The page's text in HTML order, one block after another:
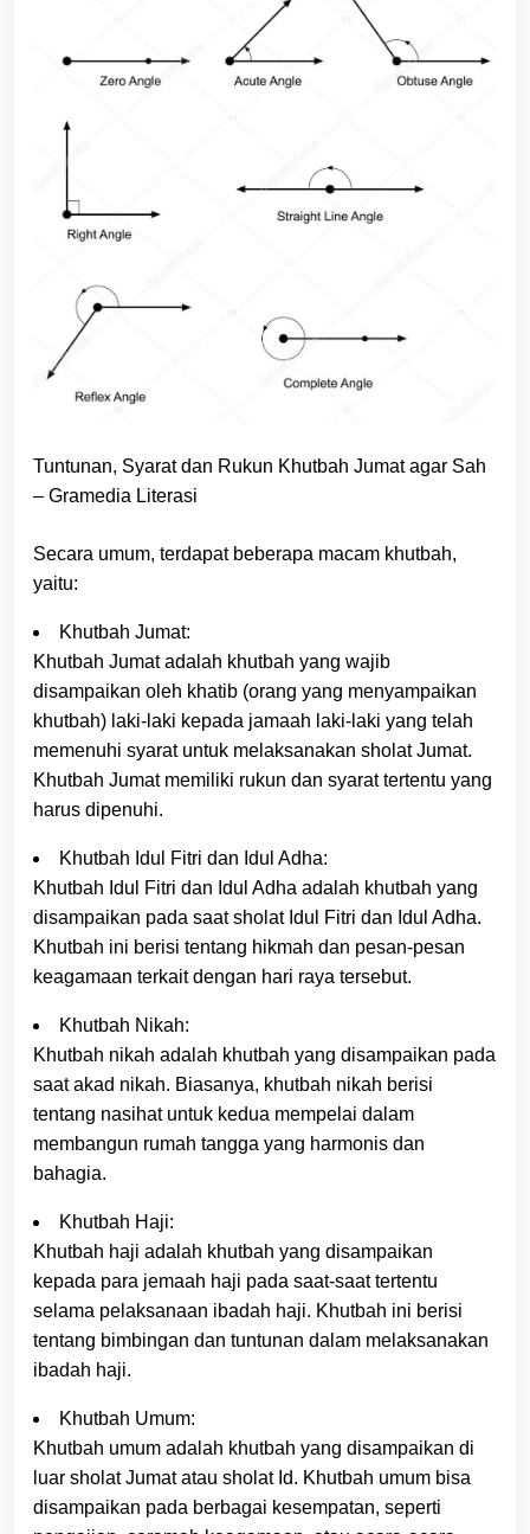
Tuntunan, Syarat dan Rukun Khutbah Jumat agar Sah
– Gramedia Literasi
Secara umum, terdapat beberapa macam khutbah,
yaitu:
Khutbah Jumat:
Khutbah Jumat adalah khutbah yang wajib
disampaikan oleh khatib (orang yang menyampaikan
khutbah) laki-laki kepada jamaah laki-laki yang telah
memenuhi syarat untuk melaksanakan sholat Jumat.
Khutbah Jumat memiliki rukun dan syarat tertentu yang
harus dipenuhi.
Khutbah Idul Fitri dan Idul Adha:
Khutbah Idul Fitri dan Idul Adha adalah khutbah yang
disampaikan pada saat sholat Idul Fitri dan Idul Adha.
Khutbah ini berisi tentang hikmah dan pesan-pesan
keagamaan terkait dengan hari raya tersebut.
Khutbah Nikah:
Khutbah nikah adalah khutbah yang disampaikan pada
saat akad nikah. Biasanya, khutbah nikah berisi
tentang nasihat untuk kedua mempelai dalam
membangun rumah tangga yang harmonis dan
bahagia.
Khutbah Haji:
Khutbah haji adalah khutbah yang disampaikan
kepada para jemaah haji pada saat-saat tertentu
selama pelaksanaan ibadah haji. Khutbah ini berisi
tentang bimbingan dan tuntunan dalam melaksanakan
ibadah haji.
Khutbah Umum:
Khutbah umum adalah khutbah yang disampaikan di
luar sholat Jumat atau sholat Id. Khutbah umum bisa
disampaikan pada berbagai kesempatan, seperti